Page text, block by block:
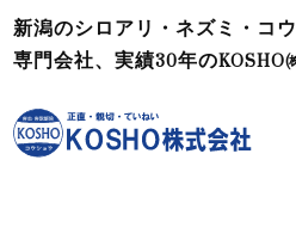
新潟のシロアリ・ネズミ・コ
専門会社、実績30年のKOSHO